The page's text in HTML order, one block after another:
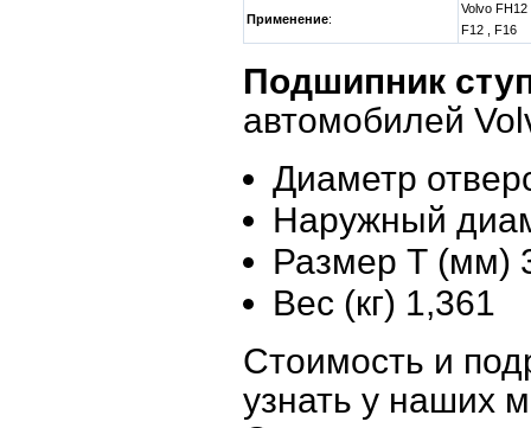
Применение:
Volvo
F12 , F16
Подшипник
автомобилей
Диаметр
Наружный
Размер Т (мм)
Вес (кг) 1,361
Стоимость и
узнать у наших